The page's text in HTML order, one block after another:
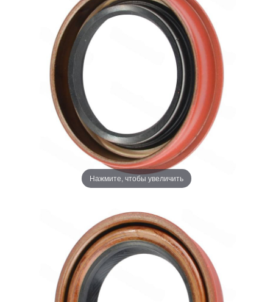
Нажмите, чтобы увеличить